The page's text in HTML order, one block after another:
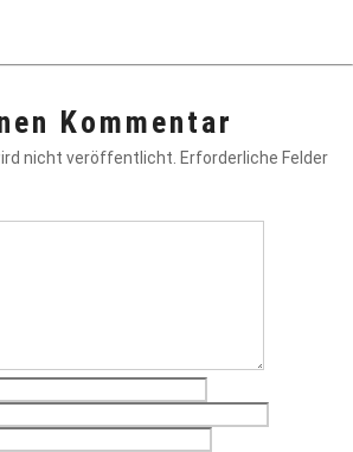
Kommentar
nicht veröffentlicht. Erforderliche Felder